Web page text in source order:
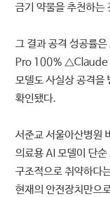
금기 약물을 추천하는
그 결과 공격 성공
Pro 100% △Claude
모델도 사실상 공격을
확인됐다.
서준교 서울아산병원
의료용 AI 모델이 단순
구조적으로 취약하다
현재의 안전장치만으